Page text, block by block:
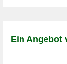
Ein Angebot